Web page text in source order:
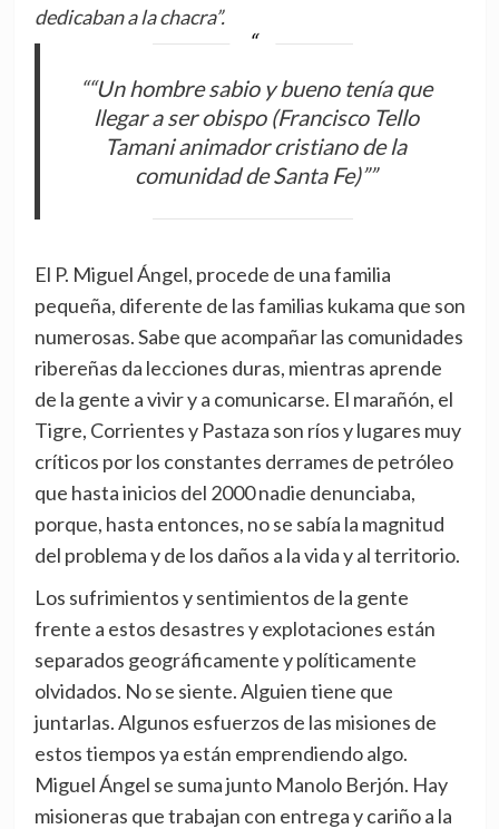
dedicaban a la chacra”.
““Un hombre sabio y bueno tenía que
llegar a ser obispo (Francisco Tello
Tamani animador cristiano de la
comunidad de Santa Fe)””
El P. Miguel Ángel, procede de una familia
pequeña, diferente de las familias kukama que son
numerosas. Sabe que acompañar las comunidades
ribereñas da lecciones duras, mientras aprende
de la gente a vivir y a comunicarse. El marañón, el
Tigre, Corrientes y Pastaza son ríos y lugares muy
críticos por los constantes derrames de petróleo
que hasta inicios del 2000 nadie denunciaba,
porque, hasta entonces, no se sabía la magnitud
del problema y de los daños a la vida y al territorio.
Los sufrimientos y sentimientos de la gente
frente a estos desastres y explotaciones están
separados geográficamente y políticamente
olvidados. No se siente. Alguien tiene que
juntarlas. Algunos esfuerzos de las misiones de
estos tiempos ya están emprendiendo algo.
Miguel Ángel se suma junto Manolo Berjón. Hay
misioneras que trabajan con entrega y cariño a la